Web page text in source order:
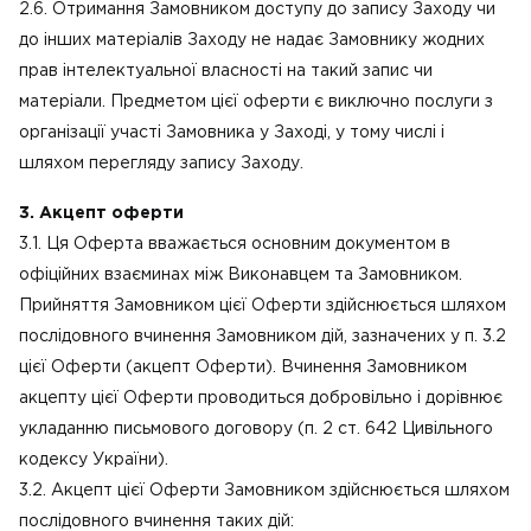
2.6. Отримання Замовником доступу до запису Заходу чи
до інших матеріалів Заходу не надає Замовнику жодних
прав інтелектуальної власності на такий запис чи
матеріали. Предметом цієї оферти є виключно послуги з
організації участі Замовника у Заході, у тому числі і
шляхом перегляду запису Заходу.
3. Акцепт оферти
3.1. Ця Оферта вважається основним документом в
офіційних взаєминах між Виконавцем та Замовником.
Прийняття Замовником цієї Оферти здійснюється шляхом
послідовного вчинення Замовником дій, зазначених у п. 3.2
цієї Оферти (акцепт Оферти). Вчинення Замовником
акцепту цієї Оферти проводиться добровільно і дорівнює
укладанню письмового договору (п. 2 ст. 642 Цивільного
кодексу України).
3.2. Акцепт цієї Оферти Замовником здійснюється шляхом
послідовного вчинення таких дій: